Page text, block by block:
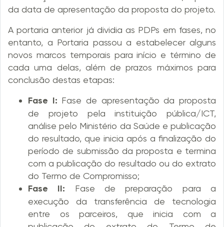
da data de apresentação da proposta do projeto.
A portaria anterior já dividia as PDPs em fases, no
entanto, a Portaria passou a estabelecer alguns
novos marcos temporais para início e término de
cada uma delas, além de prazos máximos para
conclusão destas etapas:
Fase I: Fase de apresentação da proposta
de projeto pela instituição pública/ICT,
análise pelo Ministério da Saúde e publicação
do resultado, que inicia após a finalização do
período de submissão da proposta e termina
com a publicação do resultado ou do extrato
do Termo de Compromisso;
Fase II: Fase de preparação para a
execução da transferência de tecnologia
entre os parceiros, que inicia com a